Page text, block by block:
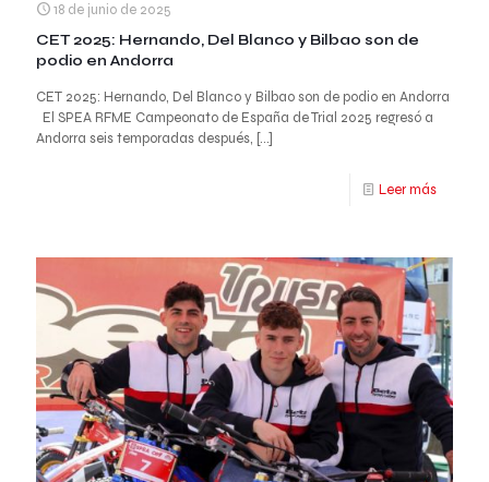
18 de junio de 2025
CET 2025: Hernando, Del Blanco y Bilbao son de
podio en Andorra
CET 2025: Hernando, Del Blanco y Bilbao son de podio en Andorra
El SPEA RFME Campeonato de España de Trial 2025 regresó a
Andorra seis temporadas después, […]
Leer más